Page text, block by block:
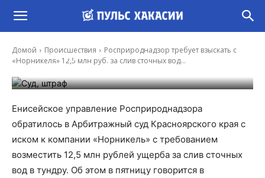
Домой Происшествия
Росприроднадзор требует взыскать с
«Норникеля» 12,5 млн руб. за слив сточных вод...
вод в тундру
Енисейское управление Росприроднадзора
обратилось в Арбитражный суд Красноярского края с
иском к компании «Норникель» с требованием
возместить 12,5 млн рублей ущерба за слив сточных
вод в тундру. Об этом в пятницу говорится в